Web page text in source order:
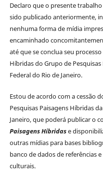
Declaro que o presente
sido publicado anteriormente,
nenhuma forma de mídia
encaminhado
até que se conclua seu
Híbridas do Grupo de
Federal do Rio de Janeiro.
Estou de acordo com a cessão
Pesquisas Paisagens Híbridas
Janeiro, que poderá publicar o
Paisagens Híbridase
outras mídias para bases
banco de dados de referências
culturais.